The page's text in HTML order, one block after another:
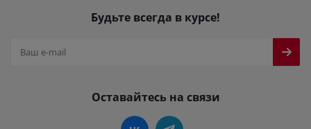
Будьте всегда в курсе!
Оставайтесь на связи